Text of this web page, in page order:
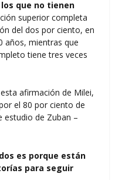
los que no tienen
superior completa
del dos por ciento, en
años, mientras que
tiene tres veces
afirmación de Milei,
el80 por ciento de
estudio de Zuban –
es porque están
para seguir